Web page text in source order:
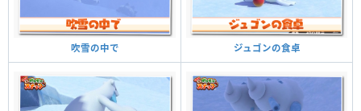
吹雪の中で ジュゴンの食卓